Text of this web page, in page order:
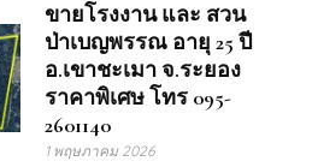
ขายโรงงาน และ สวน
ป่าเบญพรรณ อายุ 25 ปี
อ.เขาชะเมา จ.ระยอง
ราคาพิเศษ โทร 095-
2601140
1 พฤษภาคม 2026